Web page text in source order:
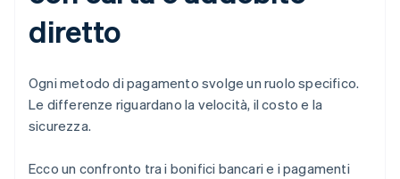
diretto
Ogni metodo di pagamento svolge un ruolo specifico.
Le differenze riguardano la velocità, il costo e la
sicurezza.
Ecco un confronto tra i bonifici bancari e i pagamenti